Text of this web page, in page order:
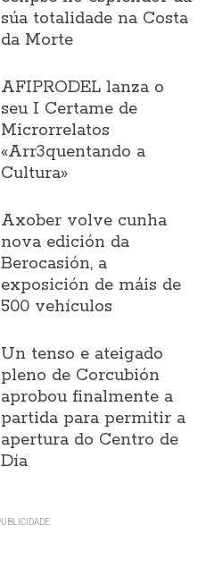
súa totalidade na Costa
da Morte
AFIPRODEL lanza o
seu I Certame de
Microrrelatos
«Arr3quentando a
Cultura»
Axober volve cunha
nova edición da
Berocasión, a
exposición de máis de
500 vehículos
Un tenso e ateigado
pleno de Corcubión
aprobou finalmente a
partida para permitir a
apertura do Centro de
Día